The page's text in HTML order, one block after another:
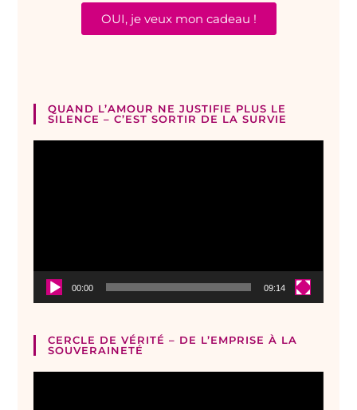
OUI, je veux mon cadeau !
QUAND L’AMOUR NE JUSTIFIE PLUS LE
SILENCE – C’EST SORTIR DE LA SURVIE
00:00 09:14
CERCLE DE VÉRITÉ – DE L’EMPRISE À LA
SOUVERAINETÉ